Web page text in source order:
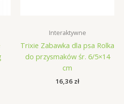
Interaktywne
Trixie Zabawka dla psa Rolka
do przysmaków śr. 6/5×14
cm
16,36 zł